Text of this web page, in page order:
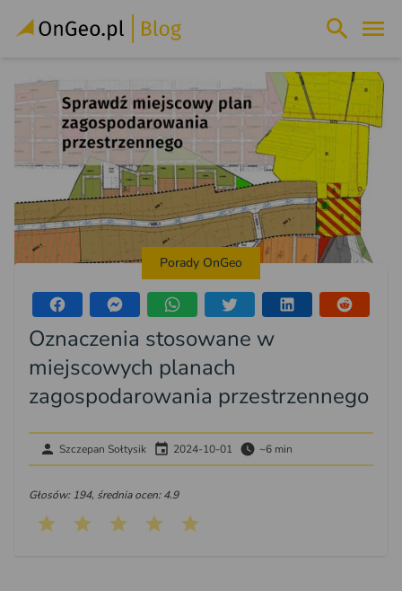
Porady OnGeo
Oznaczenia stosowane w
miejscowych planach
zagospodarowania przestrzennego
Szczepan Sołtysik 2024-10-01 ~6 min
Głosów: 194, średnia ocen: 4.9